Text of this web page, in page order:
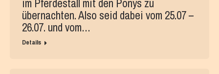
übernachten. Also seid dabei vom 25.07 –
26.07. und vom…
Details